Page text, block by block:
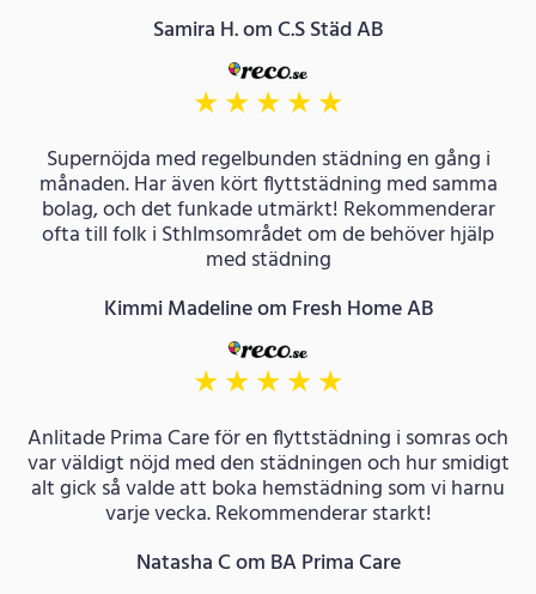
Samira H. om C.S Städ AB
★★★★★
Supernöjda med regelbunden städning en gång i
månaden. Har även kört flyttstädning med samma
bolag, och det funkade utmärkt! Rekommenderar
ofta till folk i Sthlmsområdet om de behöver hjälp
med städning
Kimmi Madeline om Fresh Home AB
★★★★★
Anlitade Prima Care för en flyttstädning i somras och
var väldigt nöjd med den städningen och hur smidigt
alt gick så valde att boka hemstädning som vi harnu
varje vecka. Rekommenderar starkt!
Natasha C om BA Prima Care